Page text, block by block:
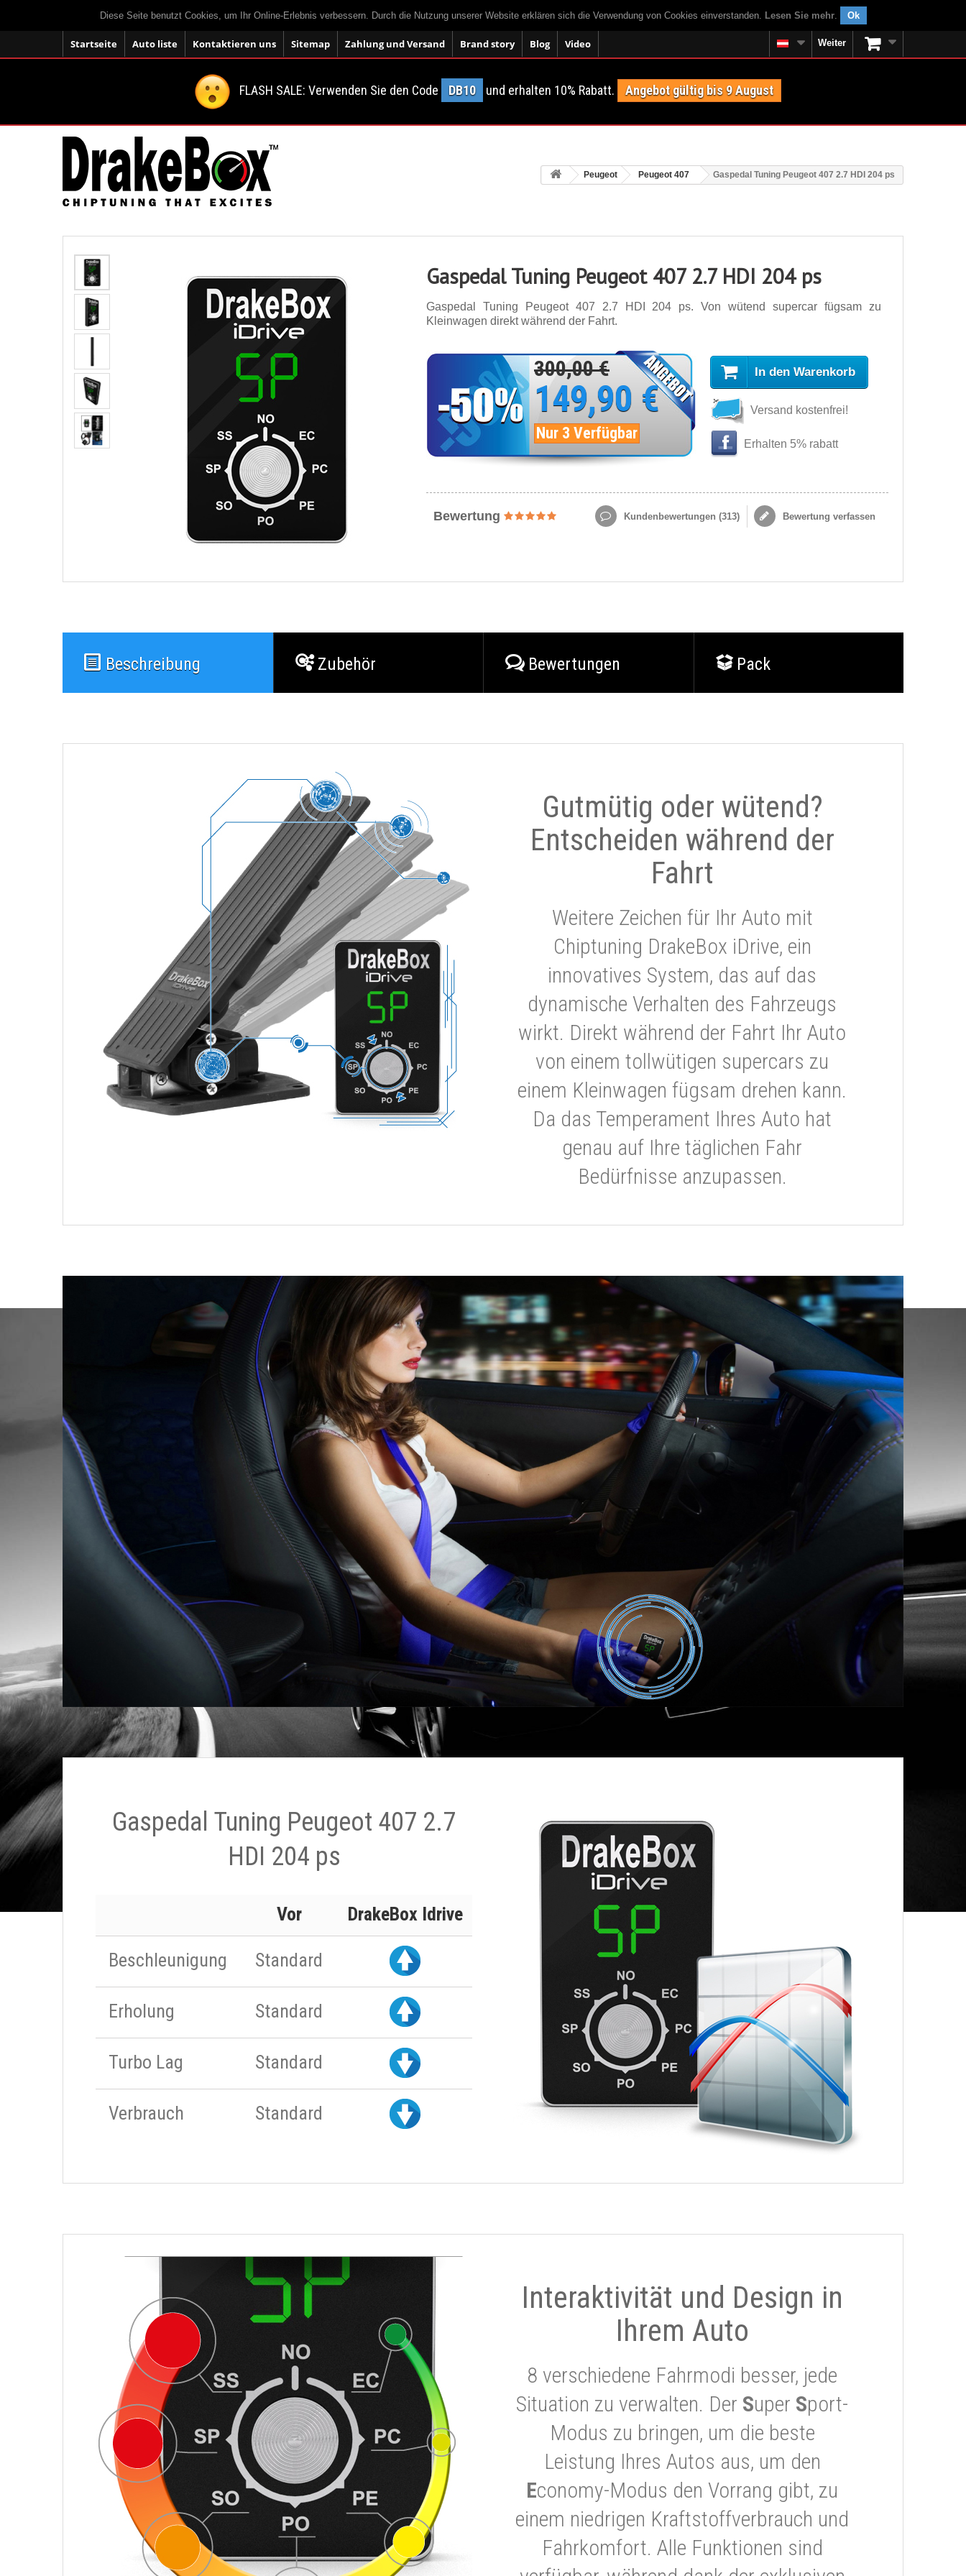
Diese Seite benutzt Cookies, um Ihr Online-Erlebnis verbessern. Durch die Nutzung unserer Website erklären sich die Verwendung von Cookies einverstanden. Lesen Sie mehr. Ok
Startseite Auto liste Kontaktieren uns Sitemap Zahlung und Versand Brand story Blog Video Weiter
FLASH SALE: Verwenden Sie den Code DB10 und erhalten 10% Rabatt. Angebot gültig bis 9 August
Peugeot Peugeot 407 Gaspedal Tuning Peugeot 407 2.7 HDI 204 ps
Gaspedal Tuning Peugeot 407 2.7 HDI 204 ps
Gaspedal Tuning Peugeot 407 2.7 HDI 204 ps. Von wütend supercar fügsam zu
Kleinwagen direkt während der Fahrt.
300,00 €
149,90 €
Nur 3 Verfügbar
In den Warenkorb
Versand kostenfrei!
Erhalten 5% rabatt
Bewertung Kundenbewertungen (313) Bewertung verfassen
Beschreibung Zubehör Bewertungen Pack
Gutmütig oder wütend?
Entscheiden während der
Fahrt
Weitere Zeichen für Ihr Auto mit
Chiptuning DrakeBox iDrive, ein
innovatives System, das auf das
dynamische Verhalten des Fahrzeugs
wirkt. Direkt während der Fahrt Ihr Auto
von einem tollwütigen supercars zu
einem Kleinwagen fügsam drehen kann.
Da das Temperament Ihres Auto hat
genau auf Ihre täglichen Fahr
Bedürfnisse anzupassen.
Gaspedal Tuning Peugeot 407 2.7
HDI 204 ps
Vor DrakeBox Idrive
Beschleunigung Standard
Erholung Standard
Turbo Lag Standard
Verbrauch Standard
Interaktivität und Design in
Ihrem Auto
8 verschiedene Fahrmodi besser, jede
Situation zu verwalten. Der Super Sport-
Modus zu bringen, um die beste
Leistung Ihres Autos aus, um den
Economy-Modus den Vorrang gibt, zu
einem niedrigen Kraftstoffverbrauch und
Fahrkomfort. Alle Funktionen sind